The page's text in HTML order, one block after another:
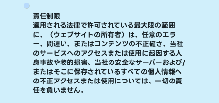
責任制限​
適用される法律で許可されている最大限の範囲
に、（ウェブサイトの所有者）は、任意のエラ
ー、間違い、またはコンテンツの不正確さ、当社
のサービスへのアクセスまたは使用に起因する人
身事故や物的損害、当社の安全なサーバーおよび/
またはそこに保存されているすべての個人情報へ
の不正アクセスまたは使用については、一切の責
任を負いません。